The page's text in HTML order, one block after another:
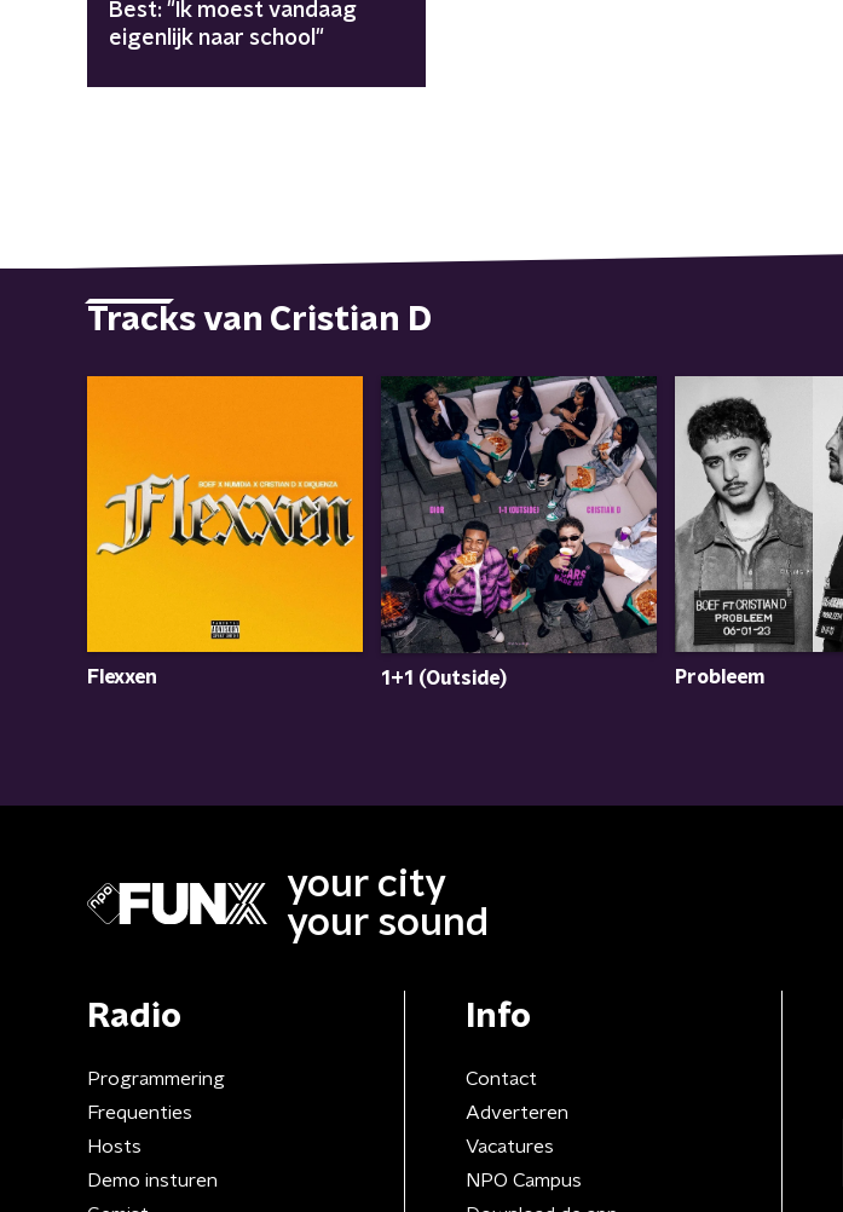
Best: "Ik moest vandaag
eigenlijk naar school"
Tracks van Cristian D
Flexxen 1+1 (Outside) Probleem
your city
your sound
Radio
Programmering
Frequenties
Hosts
Demo insturen
Info
Contact
Adverteren
Vacatures
NPO Campus